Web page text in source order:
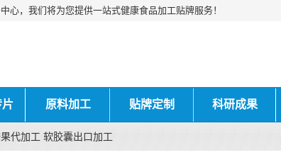
心，我们将为您提供一站式健康食品加工贴牌服务！
原料加工 贴牌定制 科研成果
代加工 软胶囊出口加工